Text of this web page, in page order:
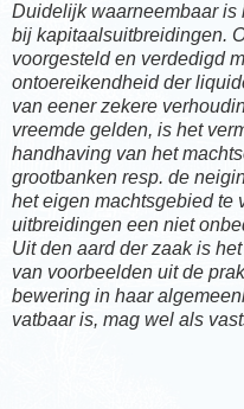
Duidelijk waarneembaar is
bij kapitaalsuitbreidingen.
voorgesteld en verdedigd
ontoereikendheid der
van eener zekere
vreemde gelden, is het
handhaving van het
grootbanken resp. de
het eigen machtsgebied te
uitbreidingen een niet
Uit den aard der zaak is
van voorbeelden uit de
bewering in haar
vatbaar is, mag wel als